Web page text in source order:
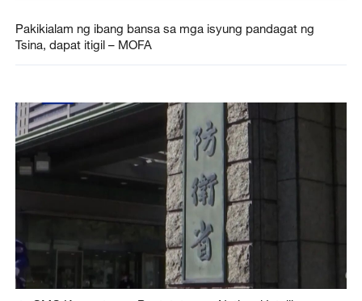
Pakikialam ng ibang bansa sa mga isyung pandagat ng
Tsina, dapat itigil – MOFA